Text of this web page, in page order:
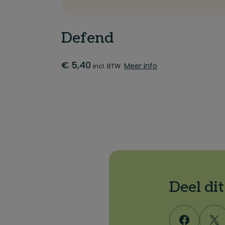
Defend
€ 5,40 incl. BTW Meer info
Deel